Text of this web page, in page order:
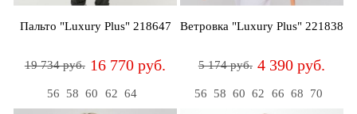
Пальто "Luxury Plus" 218647
19 734 руб. 16 770 руб.
56 58 60 62 64
Ветровка "Luxury Plus" 221838
5 174 руб. 4 390 руб.
56 58 60 62 66 68 70